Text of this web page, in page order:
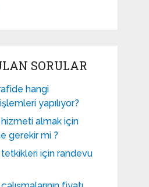
SORULAR
hangi
yapılıyor?
almak için
gerekir mi ?
için randevu